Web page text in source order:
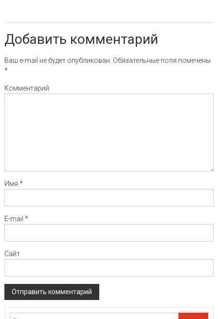
Добавить комментарий
Ваш e-mail не будет опубликован. Обязательные поля помечены
*
Комментарий
Имя *
E-mail *
Сайт